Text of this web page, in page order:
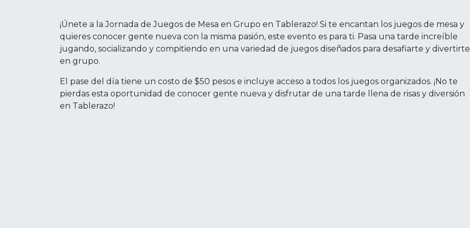
¡Únete a la Jornada de Juegos de Mesa en Grupo en Tablerazo! Si te encantan los juegos de mesa y
quieres conocer gente nueva con la misma pasión, este evento es para ti. Pasa una tarde increíble
jugando, socializando y compitiendo en una variedad de juegos diseñados para desafiarte y divertirte
en grupo.
El pase del día tiene un costo de $50 pesos e incluye acceso a todos los juegos organizados. ¡No te
pierdas esta oportunidad de conocer gente nueva y disfrutar de una tarde llena de risas y diversión
en Tablerazo!